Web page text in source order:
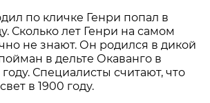
по кличке Генри попал в
Сколько лет Генри на самом
не знают. Он родился в дикой
в дельте Окаванго в
Специалисты считают, что
в 1900 году.